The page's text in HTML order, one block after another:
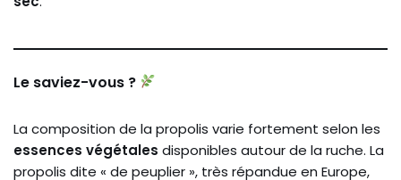
Le saviez-vous ?
La composition de la propolis varie fortement selon les
essences végétales disponibles autour de la ruche. La
propolis dite « de peuplier », très répandue en Europe,